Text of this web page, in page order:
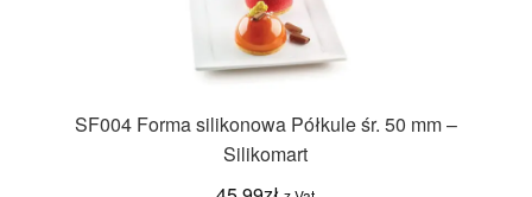
SF004 Forma silikonowa Półkule śr. 50 mm –
Silikomart